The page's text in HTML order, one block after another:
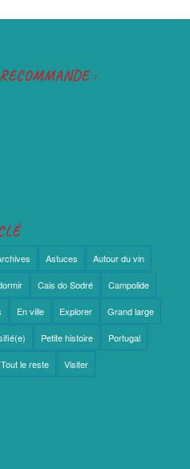
:
Astuces Autour du vin
Cais do Sodré Campolide
En ville Explorer Grand large
Petite histoire Portugal
Tout le reste Visiter